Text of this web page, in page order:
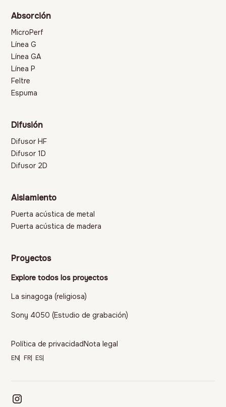
Absorción
MicroPerf
Línea G
Línea GA
Línea P
Feltre
Espuma
Difusión
Difusor HF
Difusor 1D
Difusor 2D
Aislamiento
Puerta acústica de metal
Puerta acústica de madera
Proyectos
Explore todos los proyectos
La sinagoga (religiosa)
Sony 4050 (Estudio de grabación)
Política de privacidadNota legal
EN FR ES